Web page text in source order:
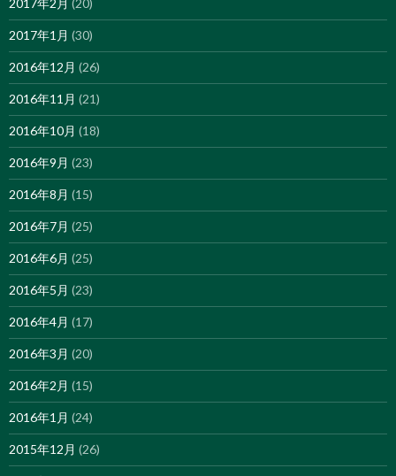
2017年1月 (30)
2016年12月 (26)
2016年11月 (21)
2016年10月 (18)
2016年9月 (23)
2016年8月 (15)
2016年7月 (25)
2016年6月 (25)
2016年5月 (23)
2016年4月 (17)
2016年3月 (20)
2016年2月 (15)
2016年1月 (24)
2015年12月 (26)